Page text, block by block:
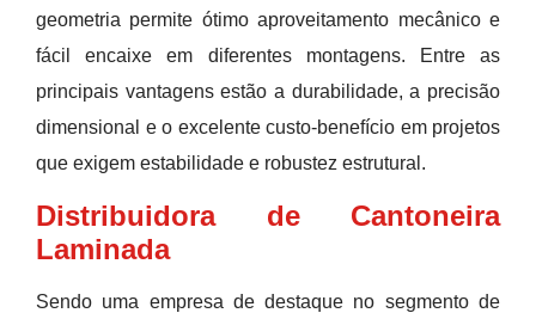
geometria permite ótimo aproveitamento mecânico e
fácil encaixe em diferentes montagens. Entre as
principais vantagens estão a durabilidade, a precisão
dimensional e o excelente custo-benefício em projetos
que exigem estabilidade e robustez estrutural.
Distribuidora de Cantoneira
Laminada
Sendo uma empresa de destaque no segmento de